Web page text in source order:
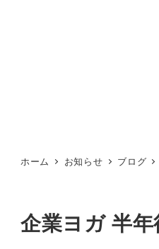
ホーム お知らせ ブログ
企業ヨガ 半